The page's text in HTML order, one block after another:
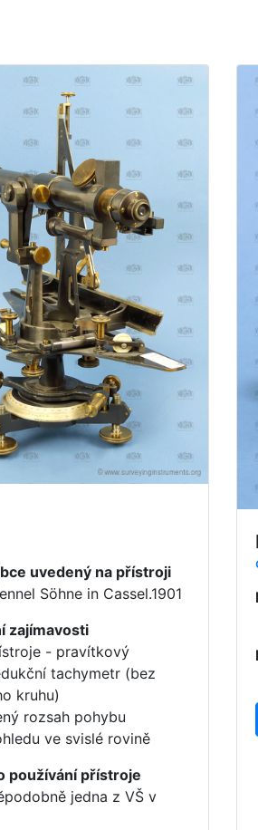
uvedený na přístroji
Söhne in Cassel.1901
zajímavosti
- pravítkový
tachymetr (bez
kruhu)
rozsah pohybu
ve svislé rovině
používání přístroje
jedna z VŠ v